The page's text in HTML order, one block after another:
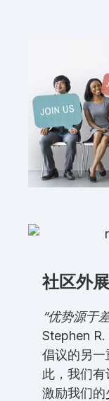
社区外展
“优势源于
Stephen
倡议的另
此，我们
激励我们